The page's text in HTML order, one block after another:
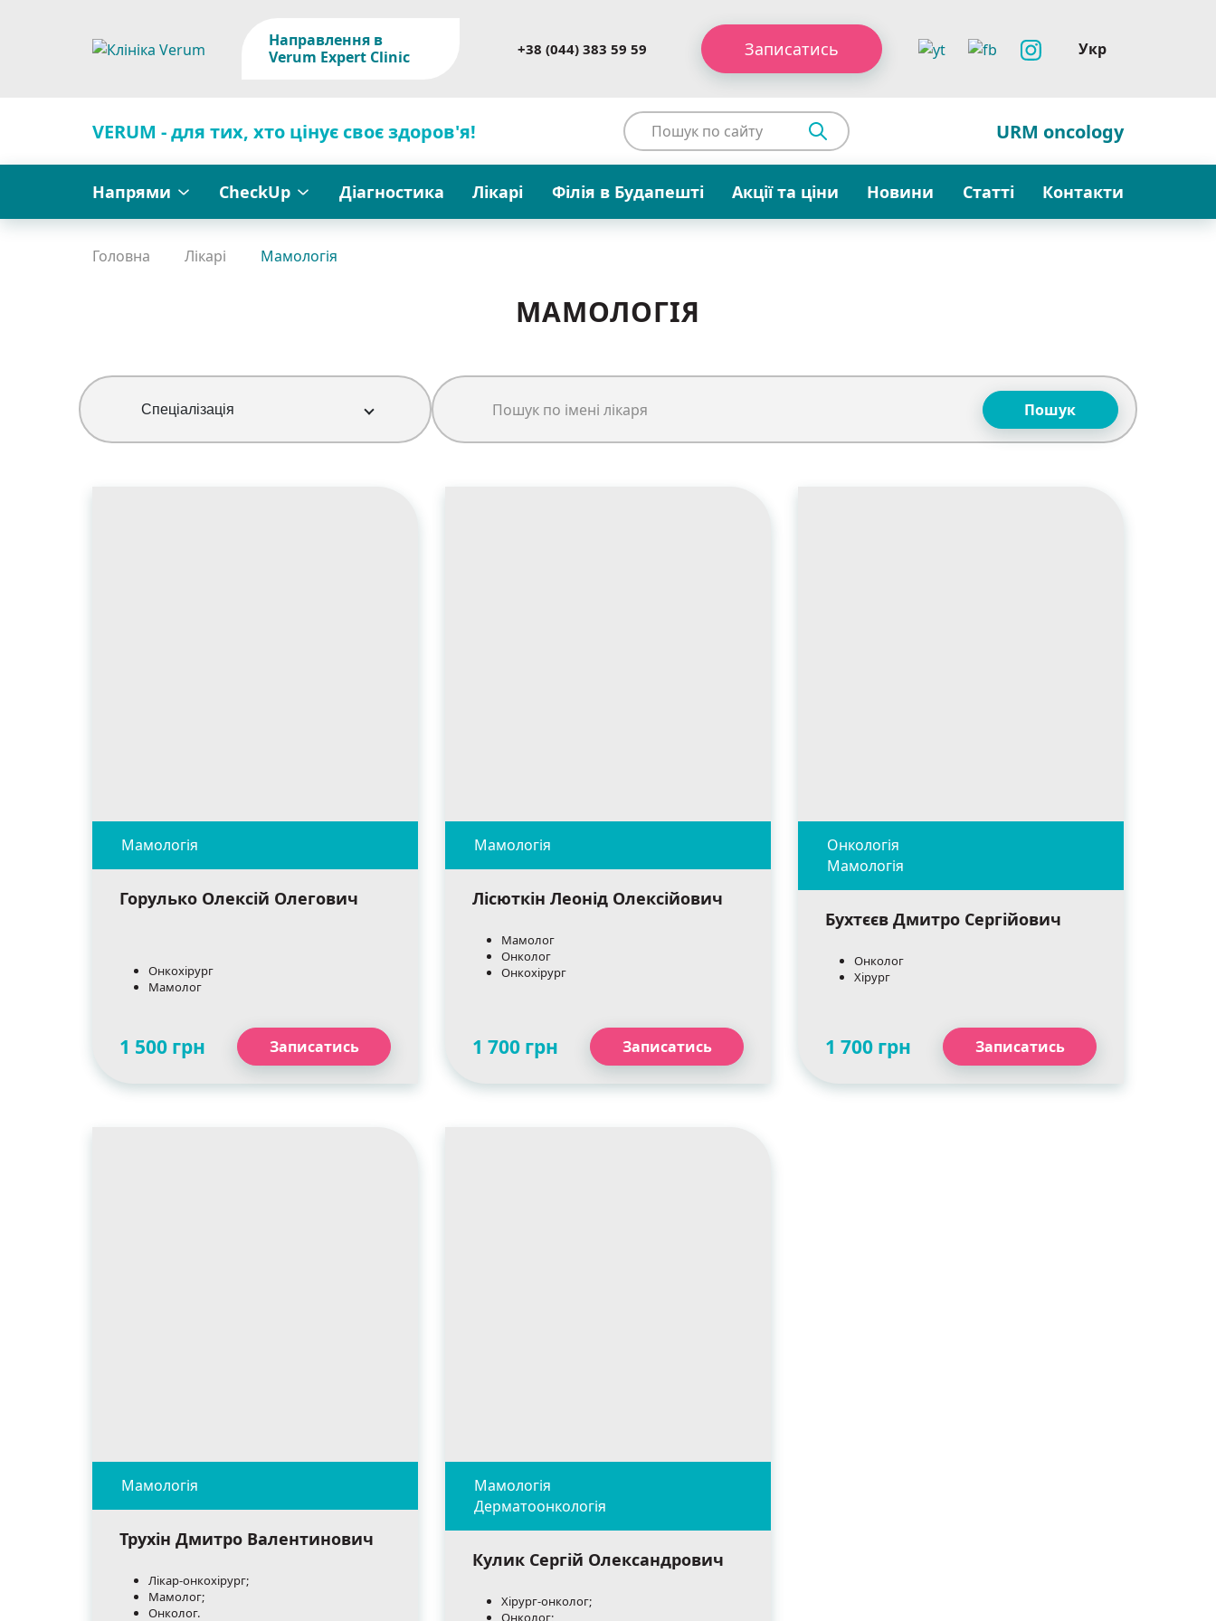
Направлення в
Verum Expert Clinic
+38 (044) 383 59 59 Записатись Укр
VERUM - для тих, хто цінує своє здоров'я! URM oncology
Напрями CheckUp Діагностика Лікарі Філія в Будапешті Акції та ціни Новини Статті Контакти
Головна Лікарі Мамологія
МАМОЛОГІЯ
Спеціалізація Пошук
Горулько Олексій Олегович
Онкохірург
Мамолог
1 500 грн Записатись
Лісюткін Леонід Олексійович
Мамолог
Онколог
Онкохірург
1 700 грн Записатись
Бухтєєв Дмитро Сергійович
Онколог
Хірург
1 700 грн Записатись
Трухін Дмитро Валентинович
Лікар-онкохірург;
Мамолог;
Онколог.
Кулик Сергій Олександрович
Хірург-онколог;
Онколог;